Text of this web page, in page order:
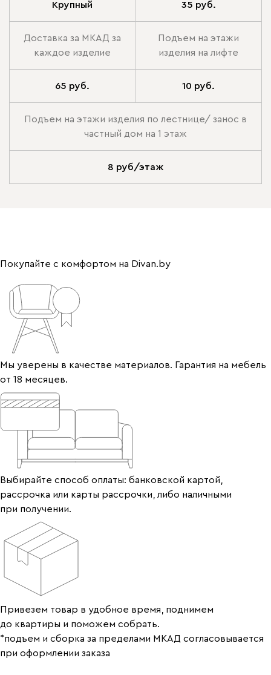
Крупный 35 руб.
Доставка за МКАД за
каждое изделие
Подъем на этажи
изделия на лифте
65 руб. 10 руб.
Подъем на этажи изделия по лестнице/ занос в
частный дом на 1 этаж
8 руб/этаж
Покупайте с комфортом на Divan.by
Мы уверены в качестве материалов. Гарантия на мебель
от 18 месяцев.
Выбирайте способ оплаты: банковской картой,
рассрочка или карты рассрочки, либо наличными
при получении.
Привезем товар в удобное время, поднимем
до квартиры и поможем собрать.
*подъем и сборка за пределами МКАД согласовывается
при оформлении заказа